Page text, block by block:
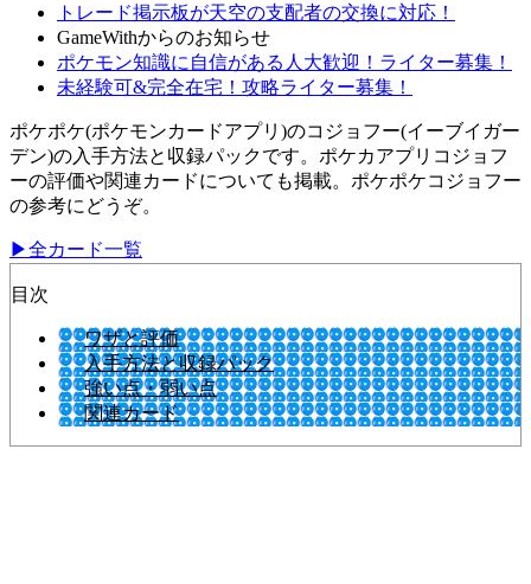
トレード掲示板が天空の支配者の交換に対応！
GameWithからのお知らせ
ポケモン知識に自信がある人大歓迎！ライター募集！
未経験可&完全在宅！攻略ライター募集！
ポケポケ(ポケモンカードアプリ)のコジョフー(イーブイガー
デン)の入手方法と収録パックです。ポケカアプリコジョフ
ーの評価や関連カードについても掲載。ポケポケコジョフー
の参考にどうぞ。
▶全カード一覧
目次
ワザと評価
入手方法と収録パック
強い点・弱い点
関連カード